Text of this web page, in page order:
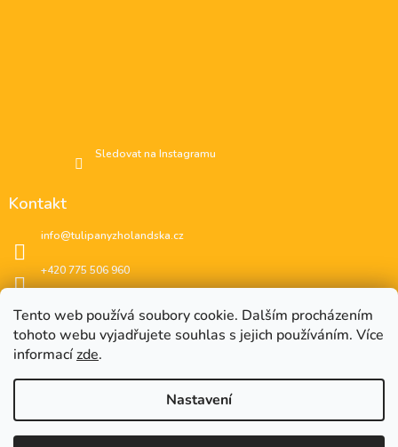
Tento web používá soubory cookie. Dalším procházením
tohoto webu vyjadřujete souhlas s jejich používáním. Více
informacízde.
Nastavení
Sledovat na Instagramu
Kontakt
info@tulipanyzholandska.cz
+420 775 506 960
instagram